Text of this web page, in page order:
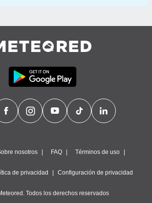
nosotros FAQ Términos de uso
de privacidad Configuración de privacidad
Todos los derechos reservados